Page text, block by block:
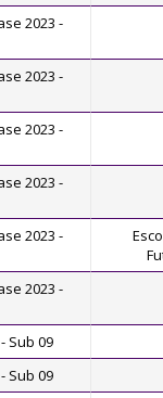
2023 -
2023 -
2023 -
2023 -
2023 -
2023 -
Sub 09
Sub 09